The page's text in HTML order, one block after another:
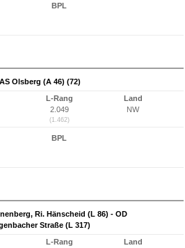
BPL
Olsberg (A 46) (72)
L-Rang
2.049
(1.462)
Land
NW
BPL
Ri. Hänscheid (L 86) - OD
Straße (L 317)
L-Rang
Land